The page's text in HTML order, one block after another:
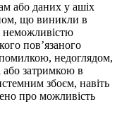
або даних у ашіх
що виникли в
неможливістю
пов’язаного
помилкою, недоглядом,
або затримкою в
збоєм, навіть
про можливість